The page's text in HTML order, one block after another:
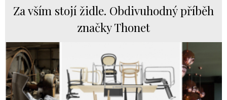
Za vším stojí židle. Obdivuhodný příběh
značky Thonet